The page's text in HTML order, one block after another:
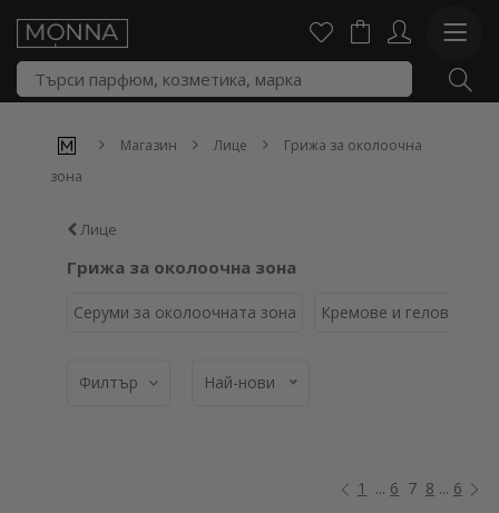
Магазин Лице
Грижа за околоочна
зона
Лице
Грижа за околоочна зона
Серуми за околоочната зона Кремове и гелове за
Филтър Най-нови
1 ... 6 7 8 ... 6